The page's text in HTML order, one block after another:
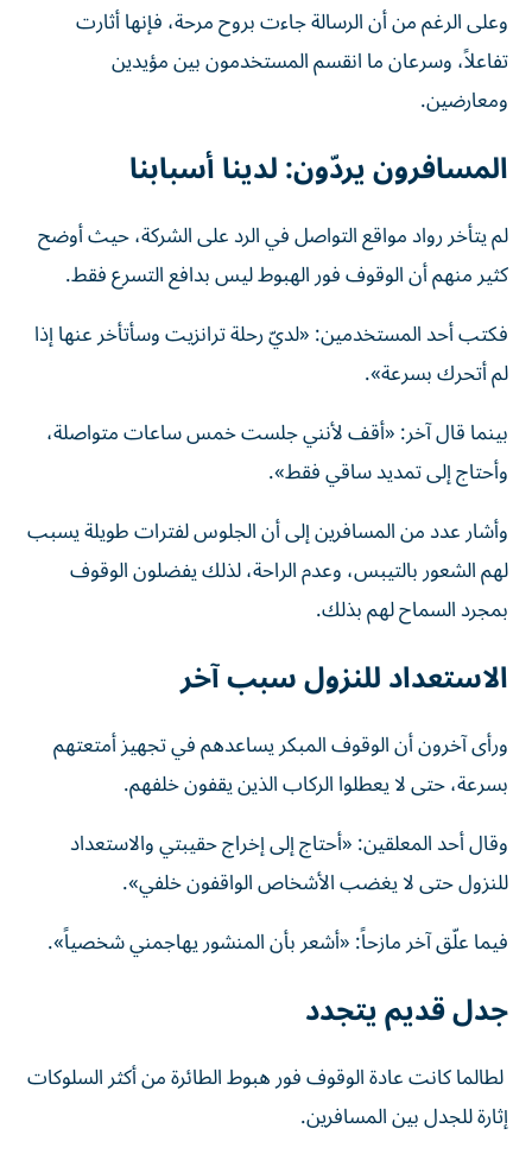
وعلى الرغم من أن الرسالة جاءت بروح مرحة، فإنها أثارت
تفاعلاً، وسرعان ما انقسم المستخدمون بين مؤيدين
ومعارضين.
المسافرون يردّون: لدينا أسبابنا
لم يتأخر رواد مواقع التواصل في الرد على الشركة، حيث أوضح
كثير منهم أن الوقوف فور الهبوط ليس بدافع التسرع فقط.
فكتب أحد المستخدمين: «لديّ رحلة ترانزيت وسأتأخر عنها إذا
لم أتحرك بسرعة».
بينما قال آخر: «أقف لأنني جلست خمس ساعات متواصلة،
وأحتاج إلى تمديد ساقي فقط».
وأشار عدد من المسافرين إلى أن الجلوس لفترات طويلة يسبب
لهم الشعور بالتيبس، وعدم الراحة، لذلك يفضلون الوقوف
بمجرد السماح لهم بذلك.
الاستعداد للنزول سبب آخر
ورأى آخرون أن الوقوف المبكر يساعدهم في تجهيز أمتعتهم
بسرعة، حتى لا يعطلوا الركاب الذين يقفون خلفهم.
وقال أحد المعلقين: «أحتاج إلى إخراج حقيبتي والاستعداد
للنزول حتى لا يغضب الأشخاص الواقفون خلفي».
فيما علّق آخر مازحاً: «أشعر بأن المنشور يهاجمني شخصياً».
جدل قديم يتجدد
لطالما كانت عادة الوقوف فور هبوط الطائرة من أكثر السلوكات
إثارة للجدل بين المسافرين.